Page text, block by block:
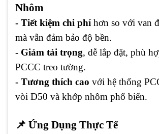
Nhôm
- Tiết kiệm chi phíhơn so với van
mà vẫn đảm bảo độ bền.
- Giảm tải trọng, dễ lắp đặt, phù
PCCC treo tường.
- Tương thích cao với hệ thống
vòi D50 và khớp nhôm phổ biến.
📌 Ứng Dụng Thực Tế